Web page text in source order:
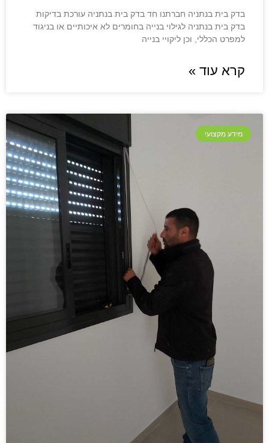
בדק בית בנתניה חברתנו חד בדק בית בנתניה עורכת בדיקות
בדק בית בנתניה לגילוי בנייה בחומרים לא איכותיים או בניגוד
למפרט הכללי, וכן ליקויי בנייה
קרא עוד »
מידע מקצועי